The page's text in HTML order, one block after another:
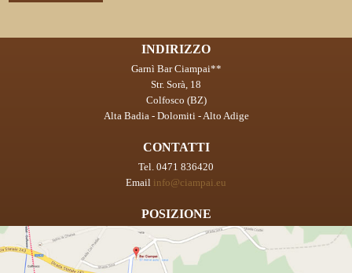
INDIRIZZO
Garnì Bar Ciampai**
Str. Sorà, 18
Colfosco (BZ)
Alta Badia - Dolomiti - Alto Adige
CONTATTI
Tel. 0471 836420
Email info@ciampai.eu
POSIZIONE